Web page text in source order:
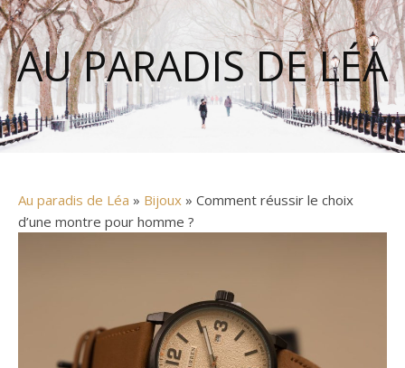
AU PARADIS DE LÉA
Au paradis de Léa » Bijoux » Comment réussir le choix
d’une montre pour homme ?